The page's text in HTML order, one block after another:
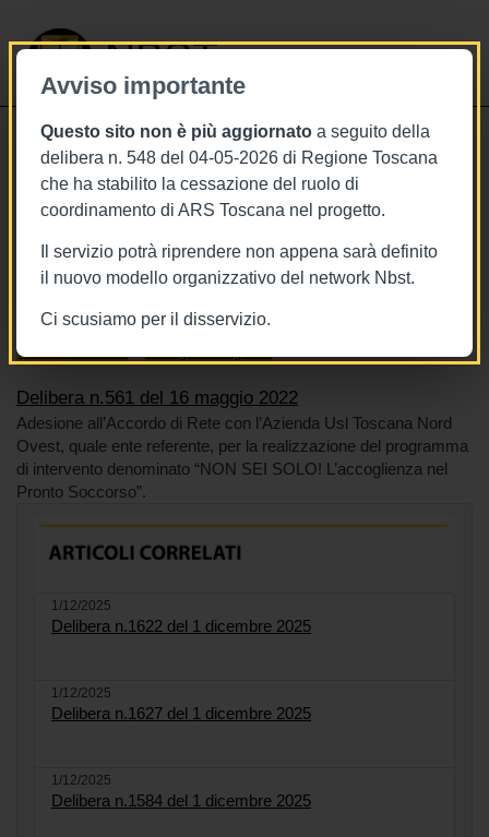
Avviso importante
Questo sito non è più aggiornato a seguito della
delibera n. 548 del 04-05-2026 di Regione Toscana
che ha stabilito la cessazione del ruolo di
coordinamento di ARS Toscana nel progetto.
Il servizio potrà riprendere non appena sarà definito
il nuovo modello organizzativo del network Nbst.
Ci scusiamo per il disservizio.
NBST
16/5/2022
Delibera n.561 del 16 maggio 2022
Tags Toscana
BURT Bollettino della regione toscana
Sistema sanitario
Delibera n.561 del 16 maggio 2022
Adesione all’Accordo di Rete con l’Azienda Usl Toscana Nord
Ovest, quale ente referente, per la realizzazione del programma
di intervento denominato “NON SEI SOLO! L’accoglienza nel
Pronto Soccorso”.
1/12/2025
Delibera n.1622 del 1 dicembre 2025
1/12/2025
Delibera n.1627 del 1 dicembre 2025
1/12/2025
Delibera n.1584 del 1 dicembre 2025